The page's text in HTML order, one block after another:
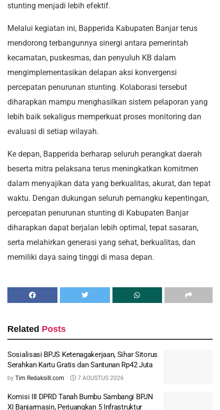
stunting menjadi lebih efektif.
Melalui kegiatan ini, Bapperida Kabupaten Banjar terus
mendorong terbangunnya sinergi antara pemerintah
kecamatan, puskesmas, dan penyuluh KB dalam
mengimplementasikan delapan aksi konvergensi
percepatan penurunan stunting. Kolaborasi tersebut
diharapkan mampu menghasilkan sistem pelaporan yang
lebih baik sekaligus memperkuat proses monitoring dan
evaluasi di setiap wilayah.
Ke depan, Bapperida berharap seluruh perangkat daerah
beserta mitra pelaksana terus meningkatkan komitmen
dalam menyajikan data yang berkualitas, akurat, dan tepat
waktu. Dengan dukungan seluruh pemangku kepentingan,
percepatan penurunan stunting di Kabupaten Banjar
diharapkan dapat berjalan lebih optimal, tepat sasaran,
serta melahirkan generasi yang sehat, berkualitas, dan
memiliki daya saing tinggi di masa depan.
Related Posts
Sosialisasi BPJS Ketenagakerjaan, Sihar Sitorus
Serahkan Kartu Gratis dan Santunan Rp42 Juta
by Tim Redaksi8.com 7 AGUSTUS 2026
Komisi III DPRD Tanah Bumbu Sambangi BPJN
XI Banjarmasin, Perjuangkan 5 Infrastruktur